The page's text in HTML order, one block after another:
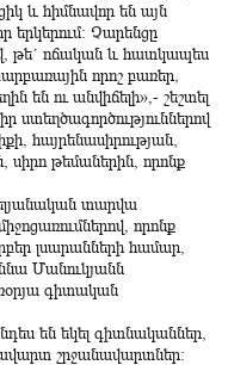
և հիմնավոր են այն
Չարենցը
թե´ ոճական և հատկապես
որոշ բառեր,
են ու անվիճելի»,- շեշտել
ստեղծագործություններով
հայրենասիրության,
թեմաներին, որոնք
տարվա
որոնք
լսարանների համար,
Մանուկյանն
գիտական
են եկել գիտնականներ,
շրջանավարտներ։